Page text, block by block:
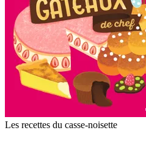
Les recettes du casse-noisette